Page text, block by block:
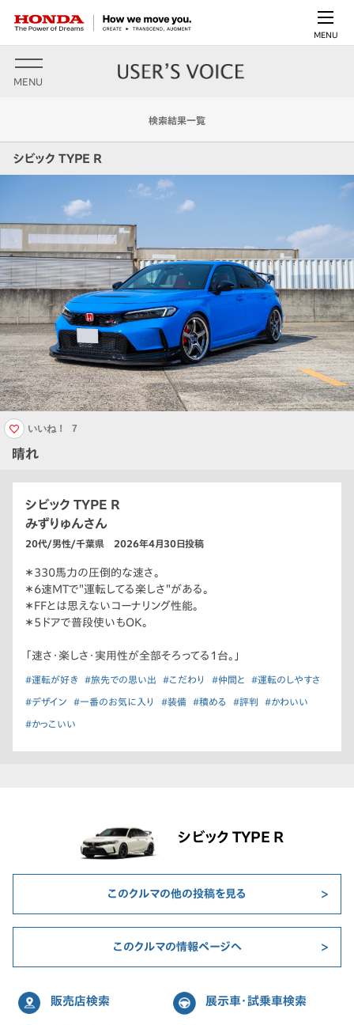
MENU
MENU
検索結果一覧
シビック TYPE R
晴れ
いいね！ 7
シビック TYPE R
みずりゅんさん
20代/男性/千葉県 2026年4月30日投稿
＊330馬力の圧倒的な速さ。
＊6速MTで＂運転してる楽しさ＂がある。
＊FFとは思えないコーナリング性能。
＊5ドアで普段使いもOK。
「速さ・楽しさ・実用性が全部そろってる1台。」
#運転が好き #旅先での思い出 #こだわり #仲間と #運転のしやすさ
#デザイン #一番のお気に入り #装備 #積める #評判 #かわいい
#かっこいい
シビック TYPE R
このクルマの他の投稿を見る
このクルマの情報ページへ
販売店検索 展示車・試乗車検索